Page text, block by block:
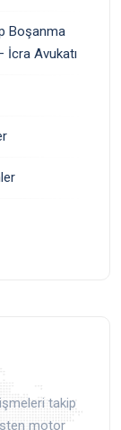
Boşanma
İcra Avukatı
takip
motor